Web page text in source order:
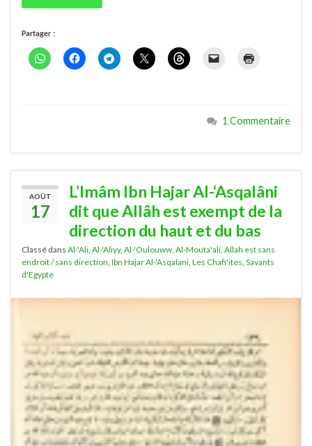
Partager :
1 Commentaire
AOÛT
17
L’Imâm Ibn Hajar Al-‘Asqalâni
dit que Allâh est exempt de la
direction du haut et du bas
Classé dans Al-'Ali Al-'Aliyy, Al-'Oulouww Al-Mouta'ali Allah est sans
endroit / sans direction Ibn Hajar Al-'Asqalani Les Chafi'ites Savants
d'Egypte